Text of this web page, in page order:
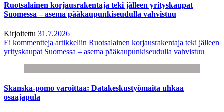
Ruotsalainen korjausrakentaja teki jälleen yrityskaupat
Suomessa – asema pääkaupunkiseudulla vahvistuu
Kirjoitettu 31.7.2026
Ei kommentteja artikkeliin Ruotsalainen korjausrakentaja teki jälleen
yrityskaupat Suomessa – asema pääkaupunkiseudulla vahvistuu
Skanska-pomo varoittaa: Datakeskustyömaita uhkaa
osaajapula